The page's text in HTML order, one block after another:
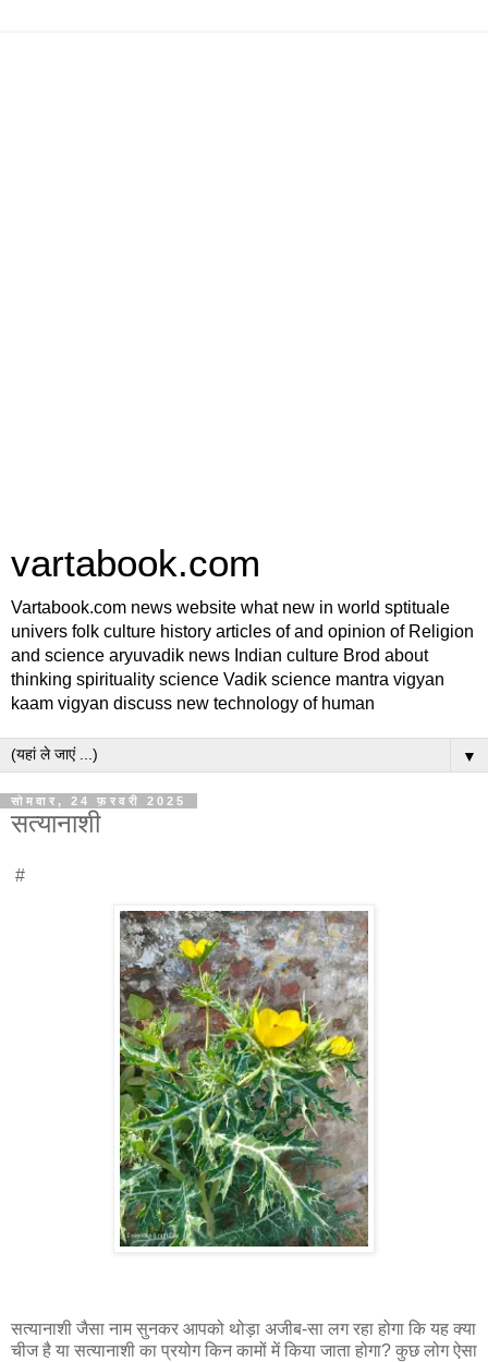
vartabook.com
Vartabook.com news website what new in world sptituale
univers folk culture history articles of and opinion of Religion
and science aryuvadik news Indian culture Brod about
thinking spirituality science Vadik science mantra vigyan
kaam vigyan discuss new technology of human
▼
सोमवार, 24 फ़रवरी 2025
सत्यानाशी
#
सत्यानाशी जैसा नाम सुनकर आपको थोड़ा अजीब-सा लग रहा होगा कि यह क्या
चीज है या सत्यानाशी का प्रयोग किन कामों में किया जाता होगा? कुछ लोग ऐसा